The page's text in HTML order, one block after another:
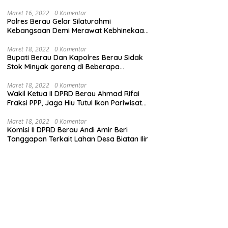
Maret 16, 2022 0 Komentar
Polres Berau Gelar Silaturahmi
Kebangsaan Demi Merawat Kebhinekaan
Maret 18, 2022 0 Komentar
Bupati Berau Dan Kapolres Berau Sidak
Stok Minyak goreng di Beberapa
Maret 18, 2022 0 Komentar
Wakil Ketua II DPRD Berau Ahmad Rifai
Fraksi PPP, Jaga Hiu Tutul Ikon Pariwisata
Maret 18, 2022 0 Komentar
Komisi II DPRD Berau Andi Amir Beri
Tanggapan Terkait Lahan Desa Biatan Ilir